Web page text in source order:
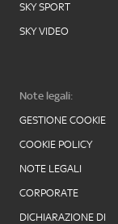
SKY SPORT
SKY VIDEO
Note legali:
GESTIONE COOKIE
COOKIE POLICY
NOTE LEGALI
CORPORATE
DICHIARAZIONE DI